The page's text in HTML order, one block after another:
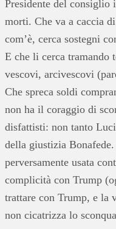
Presidente del consiglio
morti. Che va a caccia
com’è, cerca sostegni
E che li cerca tramando
vescovi, arcivescovi
Che spreca soldi
non ha il coraggio di
disfattisti: non tanto
della giustizia
perversamente usata
complicità con Trump
trattare con Trump, e la
non cicatrizza lo